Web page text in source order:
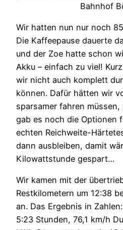
Bahnhof
Wir hatten nun nur noch
Die Kaffeepause dauerte
und der Zoe hatte schon
Akku – einfach zu viel!
wir nicht auch komplett
können. Dafür hätten wir
sparsamer fahren
gab es noch die Optionen
echten Reichweite-
dann ausbleiben, damit
Kilowattstunde gespart…
Wir kamen mit der
Restkilometern um 12:38
an. Das Ergebnis in
5:23 Stunden, 76,1 km/h